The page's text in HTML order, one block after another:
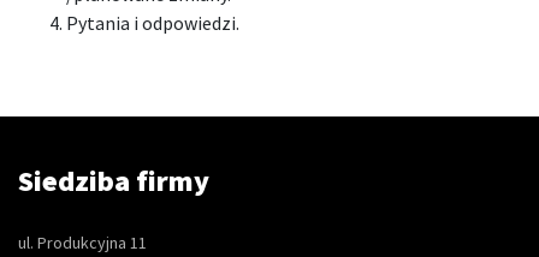
Pytania i odpowiedzi.
Siedziba firmy
ul. Produkcyjna 11